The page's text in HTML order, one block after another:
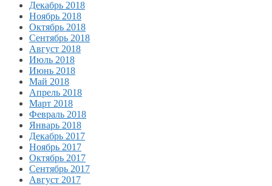
Декабрь 2018
Ноябрь 2018
Октябрь 2018
Сентябрь 2018
Август 2018
Июль 2018
Июнь 2018
Май 2018
Апрель 2018
Март 2018
Февраль 2018
Январь 2018
Декабрь 2017
Ноябрь 2017
Октябрь 2017
Сентябрь 2017
Август 2017